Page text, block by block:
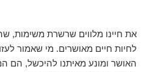
את חיינו מלווים שרשרת משימות,
לחיות חיים מאושרים. מי שאמור
האושר ומונע מאיתנו להיכשל, הם